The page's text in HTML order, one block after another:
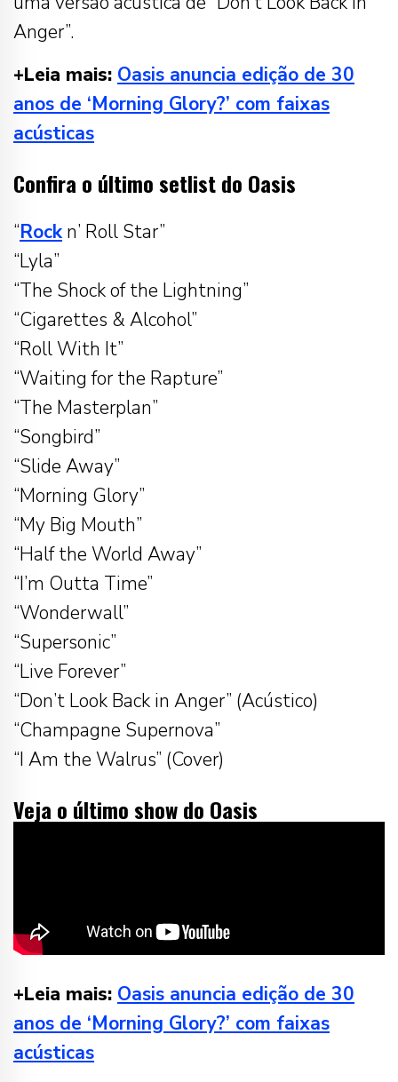
Anger”.
+Leia mais: Oasis anuncia edição de 30
anos de ‘Morning Glory?’ com faixas
acústicas
Confira o último setlist do Oasis
“Rockn’ Roll Star”
“Lyla”
“The Shock of the Lightning”
“Cigarettes & Alcohol”
“Roll With It”
“Waiting for the Rapture”
“The Masterplan”
“Songbird”
“Slide Away”
“Morning Glory”
“My Big Mouth”
“Half the World Away”
“I’m Outta Time”
“Wonderwall”
“Supersonic”
“Live Forever”
“Don’t Look Back in Anger” (Acústico)
“Champagne Supernova”
“I Am the Walrus” (Cover)
Veja o último show do Oasis
+Leia mais: Oasis anuncia edição de 30
anos de ‘Morning Glory?’ com faixas
acústicas